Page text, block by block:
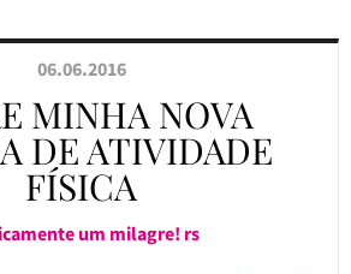
06.06.2016
MINHA NOVA
DE ATIVIDADE
FÍSICA
um milagre! rs